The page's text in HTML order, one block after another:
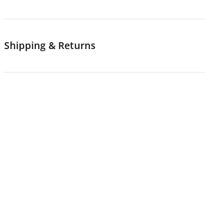
Shipping & Returns